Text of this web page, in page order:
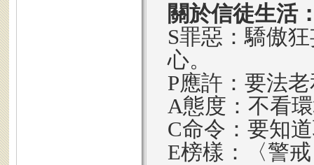
關於信徒生活
S罪惡：驕傲
心。
P應許：要法
A態度：不看
C命令：要知
E榜樣：〈警